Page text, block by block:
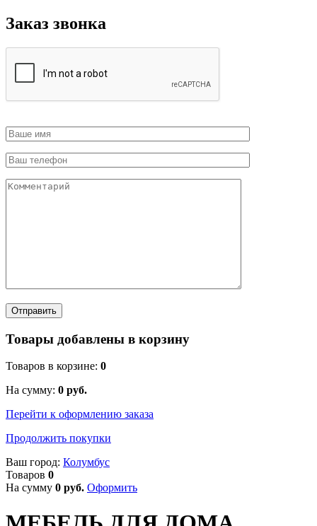
Заказ звонка
Товары добавлены в корзину
Товаров в корзине: 0
На сумму: 0 руб.
Перейти к оформлению заказа
Продолжить покупки
Ваш город: Колумбус
Товаров 0
На сумму 0 руб. Оформить